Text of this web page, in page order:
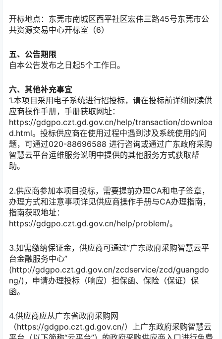
开标地点： 东莞市南城区西平社区宏伟三路45号东莞市公
共资源交易中心开标室（6）
五、公告期限
自本公告发布之日起5个工作日。
六、其他补充事宜
1.本项目采用电子系统进行招投标，请在投标前详细阅读供
应商操作手册，手册获取网址：
https://gdgpo.czt.gd.gov.cn/help/transaction/downloa
d.html。投标供应商在使用过程中遇到涉及系统使用的问
题，可通过020-88696588 进行咨询或通过广东政府采购
智慧云平台运维服务说明中提供的其他服务方式获取帮
助。
2.供应商参加本项目投标，需要提前办理CA和电子签章，
办理方式和注意事项详见供应商操作手册与CA办理指南，
指南获取地址：
https://gdgpo.czt.gd.gov.cn/help/problem/。
3.如需缴纳保证金，供应商可通过”广东政府采购智慧云平
台金融服务中心”
(http://gdgpo.czt.gd.gov.cn/zcdservice/zcd/guangdo
ng/)，申请办理投标（响应）担保函、保险（保证）保
函。
4.供应商应从广东省政府采购网
（https://gdgpo.czt.gd.gov.cn/）上广东政府采购智慧云